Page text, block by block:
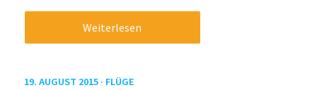
Weiterlesen
19. AUGUST 2015 · FLÜGE